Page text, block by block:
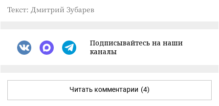
Текст: Дмитрий Зубарев
Подписывайтесь на наши
каналы
Читать комментарии (4)